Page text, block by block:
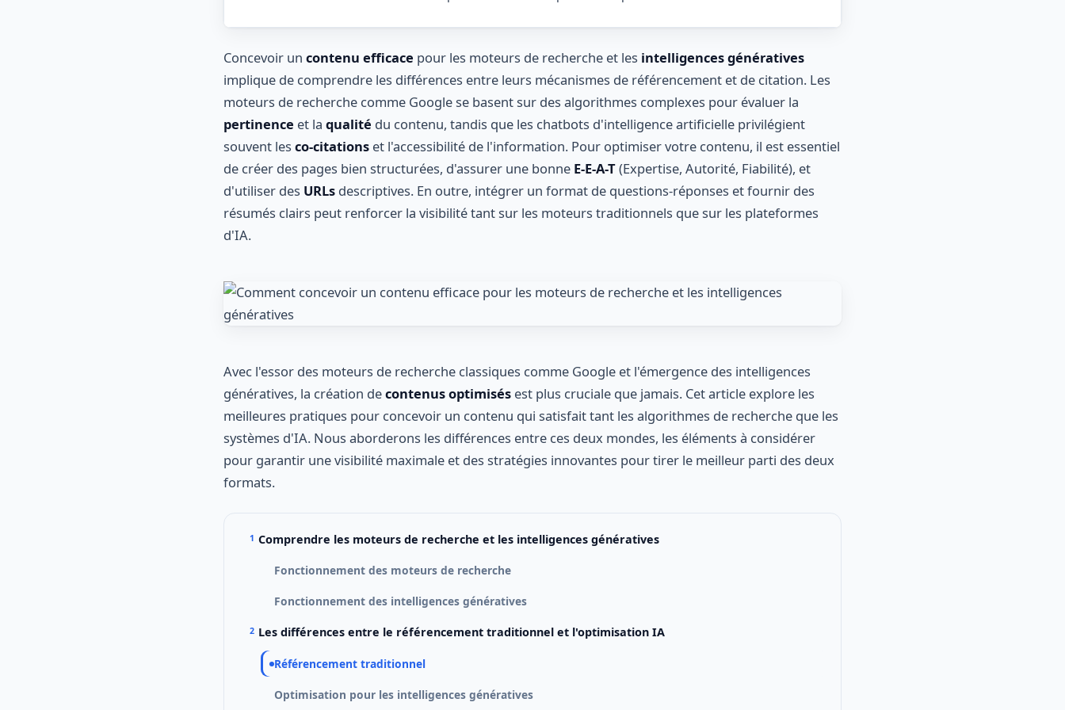
Concevoir un contenu efficace pour les moteurs de recherche et les intelligences génératives
implique de comprendre les différences entre leurs mécanismes de référencement et de citation. Les
moteurs de recherche comme Google se basent sur des algorithmes complexes pour évaluer la
pertinence et la qualité du contenu, tandis que les chatbots d'intelligence artificielle privilégient
souvent les co-citations et l'accessibilité de l'information. Pour optimiser votre contenu, il est essentiel
de créer des pages bien structurées, d'assurer une bonne E-E-A-T(Expertise, Autorité, Fiabilité), et
d'utiliser des URLs descriptives. En outre, intégrer un format de questions-réponses et fournir des
résumés clairs peut renforcer la visibilité tant sur les moteurs traditionnels que sur les plateformes
d'IA.
Avec l'essor des moteurs de recherche classiques comme Google et l'émergence des intelligences
génératives, la création decontenus optimisés est plus cruciale que jamais. Cet article explore les
meilleures pratiques pour concevoir un contenu qui satisfait tant les algorithmes de recherche que les
systèmes d'IA. Nous aborderons les différences entre ces deux mondes, les éléments à considérer
pour garantir une visibilité maximale et des stratégies innovantes pour tirer le meilleur parti des deux
formats.
Comprendre les moteurs de recherche et les intelligences génératives
Fonctionnement des moteurs de recherche
Fonctionnement des intelligences génératives
Les différences entre le référencement traditionnel et l'optimisation IA
Référencement traditionnel
Optimisation pour les intelligences génératives